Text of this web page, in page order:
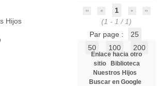
1
(1 - 1 / 1)
Par page :
25
50
100 200
Enlace hacia otro
sitio
Biblioteca
Nuestros Hijos
Buscar en Google
Hijos